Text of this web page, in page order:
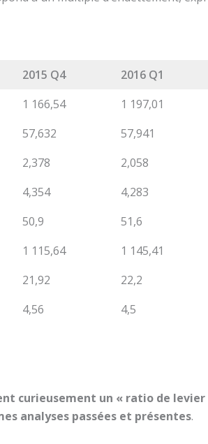
2015 Q4 2016 Q1
1 166,54 1 197,01
57,632 57,941
2,378 2,058
4,354 4,283
50,9 51,6
1 115,64 1 145,41
21,92 22,2
4,56 4,5
curieusement un « ratio de
analyses passées et présentes.